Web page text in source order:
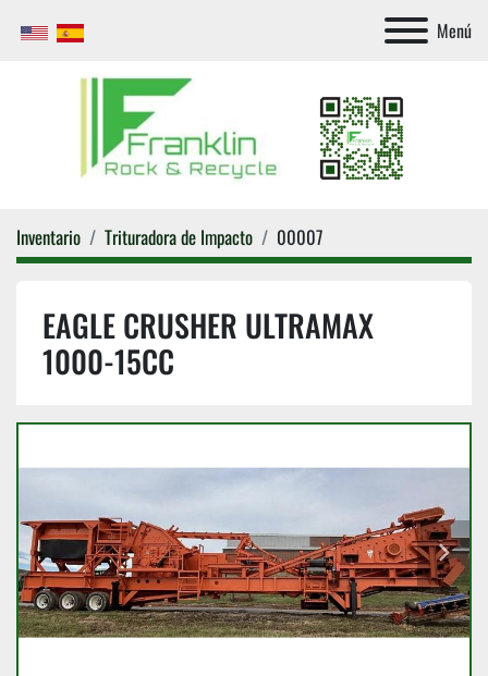
Menú
Inventario Trituradora de Impacto 00007
EAGLE CRUSHER ULTRAMAX
1000-15CC